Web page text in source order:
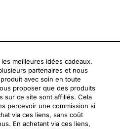
meilleures idées cadeaux.
partenaires et nous
avec soin en toute
proposer que des produits
sur ce site sont affiliés. Cela
percevoir une commission si
via ces liens, sans coût
En achetant via ces liens,